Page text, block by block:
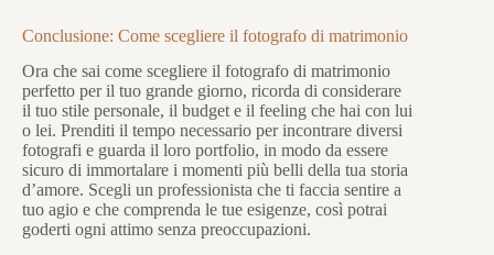
Conclusione: Come scegliere il fotografo di matrimonio
Ora che sai come scegliere il fotografo di matrimonio
perfetto per il tuo grande giorno, ricorda di considerare
il tuo stile personale, il budget e il feeling che hai con lui
o lei. Prenditi il tempo necessario per incontrare diversi
fotografi e guarda il loro portfolio, in modo da essere
sicuro di immortalare i momenti più belli della tua storia
d’amore. Scegli un professionista che ti faccia sentire a
tuo agio e che comprenda le tue esigenze, così potrai
goderti ogni attimo senza preoccupazioni.